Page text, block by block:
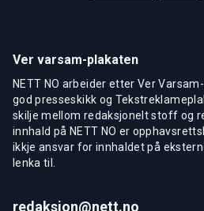
Ver varsam-plakaten
NETT NO arbeider etter Ver
god presseskikk og
skilje mellom redaksjonelt stoff og
innhald på NETT NO er
ikkje ansvar for innhaldet på
lenka til.
redaksjon@nett.no